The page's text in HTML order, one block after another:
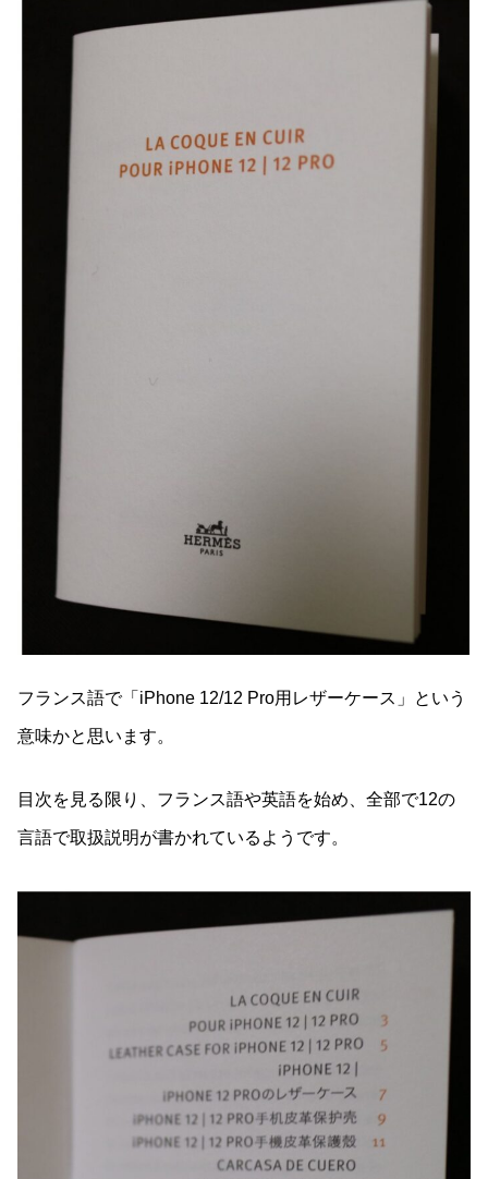
フランス語で「iPhone 12/12 Pro用レザーケース」という
意味かと思います。
目次を見る限り、フランス語や英語を始め、全部で12の
言語で取扱説明が書かれているようです。